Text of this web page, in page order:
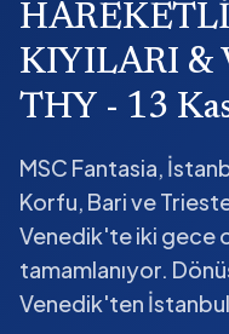
KIYILARI &
THY - 13
MSC Fantasia,
Korfu, Bari ve
Venedik'te iki gece
tamamlanıyor.
Venedik'ten